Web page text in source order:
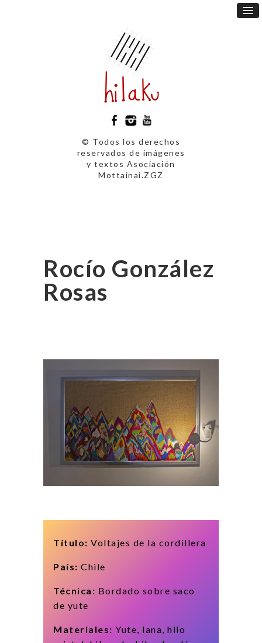
© Todos los derechos
reservados de imágenes
y textos Asociación
Mottainai.ZGZ
Rocío González
Rosas
Título: Voltajes de la cordillera
País: Chile
Técnica: Bordado sobre saco
de yute
Materiales: Yute, lana, hilo